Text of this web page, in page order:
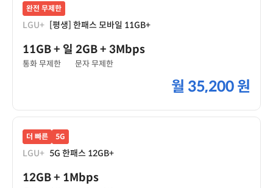
완전 무제한
LGU+ [평생] 한패스 모바일 11GB+
11GB+ 일 2GB+ 3Mbps
통화 무제한 문자 무제한
월 35,200 원
더 빠른 5G
LGU+ 5G 한패스 12GB+
12GB+ 1Mbps